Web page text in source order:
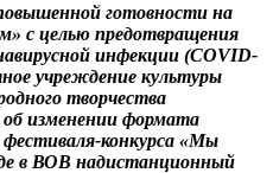
готовности на
с целью предотвращения
инфекции (COVID-
учреждение культуры
творчества
изменении формата
фестиваля-конкурса «Мы
в ВОВ надистанционный